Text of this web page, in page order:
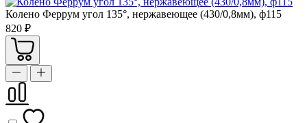
Колено Феррум угол 135°, нержавеющее (430/0,8мм), ф115
820 ₽